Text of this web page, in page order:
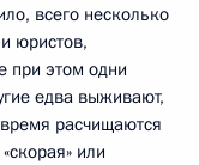
всего несколько
юристов,
при этом одни
едва выживают,
расчищаются
или